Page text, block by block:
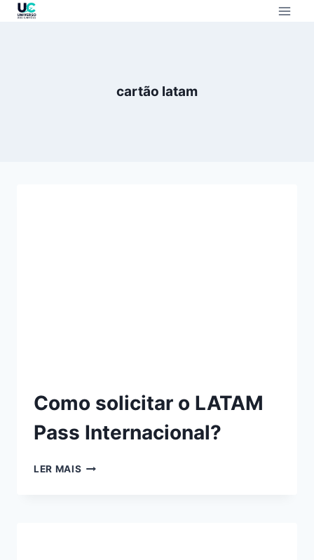
cartão latam
Como solicitar o LATAM
Pass Internacional?
LER MAIS